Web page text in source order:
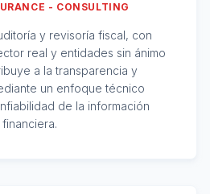
- CONSULTING
y revisoría fiscal, con
real y entidades sin ánimo
a la transparencia y
un enfoque técnico
de la información
financiera.